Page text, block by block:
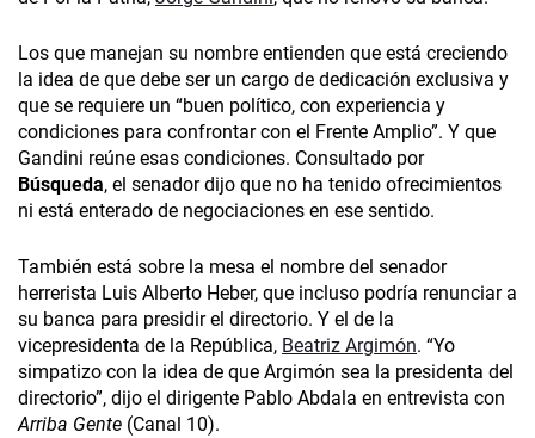
Los que manejan su nombre entienden que está creciendo
la idea de que debe ser un cargo de dedicación exclusiva y
que se requiere un “buen político, con experiencia y
condiciones para confrontar con el Frente Amplio”. Y que
Gandini reúne esas condiciones. Consultado por
Búsqueda, el senador dijo que no ha tenido ofrecimientos
ni está enterado de negociaciones en ese sentido.
También está sobre la mesa el nombre del senador
herrerista Luis Alberto Heber, que incluso podría renunciar a
su banca para presidir el directorio. Y el de la
vicepresidenta de la República, Beatriz Argimón. “Yo
simpatizo con la idea de que Argimón sea la presidenta del
directorio”, dijo el dirigente Pablo Abdala en entrevista con
Arriba Gente (Canal 10).